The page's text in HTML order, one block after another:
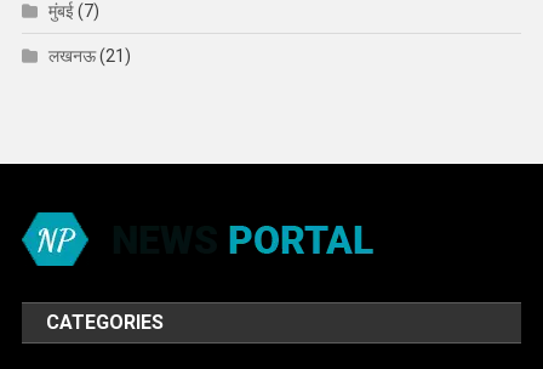
मुंबई(7)
लखनऊ(21)
CATEGORIES